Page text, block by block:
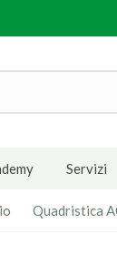
Servizi
Quadristica